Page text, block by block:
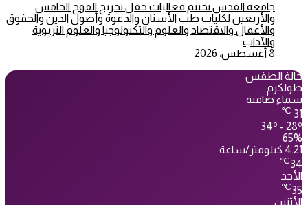
جامعة القدس تختتم فعاليات حفل تخريج الفوج الخامس
والأربعين لكليات طب الأسنان والدعوة وأصول الدين والحقوق
والأعمال والاقتصاد والعلوم والتكنولوجيا والعلوم التربوية
والآداب
8 أغسطس، 2026
حالة الطقس
طولكرم
سماء صافية
31
℃
34º - 28º
65%
4.21 كيلومتر/ساعة
34
℃
الأحد
35
℃
الأثنين